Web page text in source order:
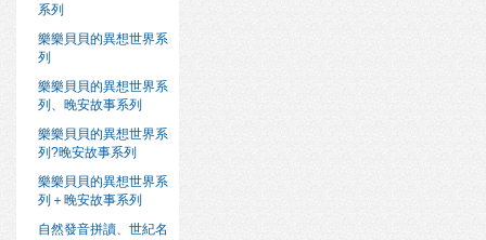
系列
樂樂貝貝的異想世界系
列
樂樂貝貝的異想世界系
列、晚安故事系列
樂樂貝貝的異想世界系
列?晚安故事系列
樂樂貝貝的異想世界系
列＋晚安故事系列
自然發音拼讀、世紀名